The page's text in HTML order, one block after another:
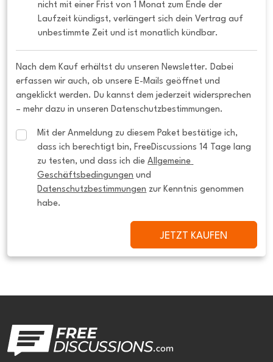
nicht mit einer Frist von 1 Monat zum Ende der
Laufzeit kündigst, verlängert sich dein Vertrag auf
unbestimmte Zeit und ist monatlich kündbar.
Nach dem Kauf erhältst du unseren Newsletter. Dabei
erfassen wir auch, ob unsere E-Mails geöffnet und
angeklickt werden. Du kannst dem jederzeit widersprechen
– mehr dazu in unseren Datenschutzbestimmungen.
Mit der Anmeldung zu diesem Paket bestätige ich,
dass ich berechtigt bin, FreeDiscussions 14 Tage lang
zu testen, und dass ich die Allgemeine
Geschäftsbedingungen
Datenschutzbestimmungen zur Kenntnis genommen
habe.
JETZT KAUFEN